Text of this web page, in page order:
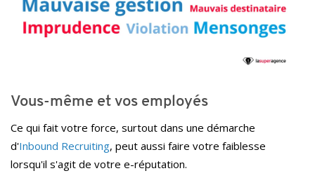
Vous-même et vos employés
Ce qui fait votre force, surtout dans une démarche
d'Inbound Recruiting, peut aussi faire votre faiblesse
lorsqu'il s'agit de votre e-réputation.